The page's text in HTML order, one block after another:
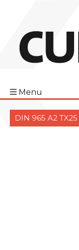
Menu
DIN 965 A2 TX25